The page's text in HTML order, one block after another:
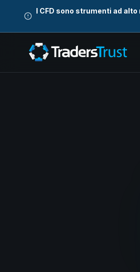
I CFD sono strumenti ad